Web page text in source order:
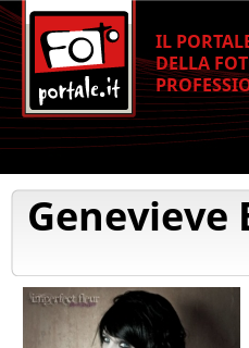
IL
DELLA
Genevieve